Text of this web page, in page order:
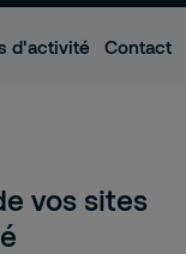
d'activité Contact
vos sites